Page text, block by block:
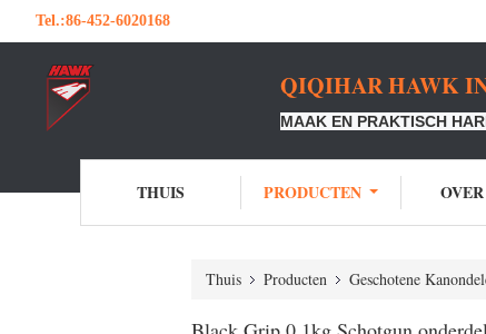
Tel.:86-452-6020168
QIQIHAR HAWK
MAAK EN PRAKTISCH
THUIS PRODUCTEN
Thuis Producten Geschotene